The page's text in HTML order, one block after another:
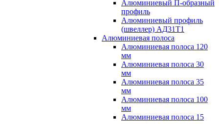
Алюминиевый П-образный
профиль
Алюминиевый профиль
(швеллер) АД31Т1
Алюминиевая полоса
Алюминиевая полоса 120
мм
Алюминиевая полоса 30
мм
Алюминиевая полоса 35
мм
Алюминиевая полоса 100
мм
Алюминиевая полоса 15